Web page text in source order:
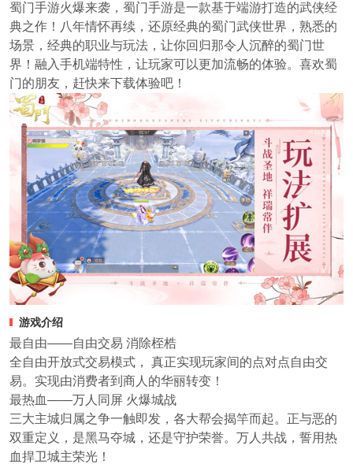
蜀门手游火爆来袭，蜀门手游是一款基于端游打造的武侠经
典之作！八年情怀再续，还原经典的蜀门武侠世界，熟悉的
场景，经典的职业与玩法，让你回归那令人沉醉的蜀门世
界！融入手机端特性，让玩家可以更加流畅的体验。喜欢蜀
门的朋友，赶快来下载体验吧！
游戏介绍
最自由——自由交易 消除桎梏
全自由开放式交易模式， 真正实现玩家间的点对点自由交
易。实现由消费者到商人的华丽转变！
最热血——万人同屏 火爆城战
三大主城归属之争一触即发，各大帮会揭竿而起。正与恶的
双重定义，是黑马夺城，还是守护荣誉。万人共战，誓用热
血捍卫城主荣光！